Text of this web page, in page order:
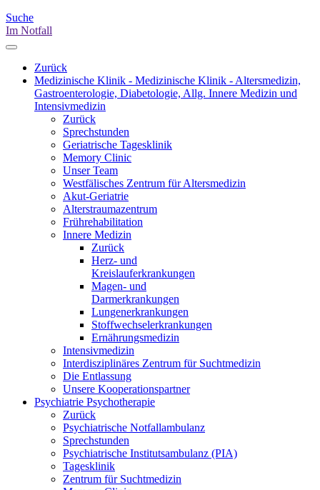
Suche
Im Notfall
Zurück
Medizinische Klinik - Medizinische Klinik - Altersmedizin,
Gastroenterologie, Diabetologie, Allg. Innere Medizin und
Intensivmedizin
Zurück
Sprechstunden
Geriatrische Tagesklinik
Memory Clinic
Unser Team
Westfälisches Zentrum für Altersmedizin
Akut-Geriatrie
Alterstraumazentrum
Frührehabilitation
Innere Medizin
Zurück
Herz- und
Kreislauferkrankungen
Magen- und
Darmerkrankungen
Lungenerkrankungen
Stoffwechselerkrankungen
Ernährungsmedizin
Intensivmedizin
Interdisziplinäres Zentrum für Suchtmedizin
Die Entlassung
Unsere Kooperationspartner
Psychiatrie Psychotherapie
Zurück
Psychiatrische Notfallambulanz
Sprechstunden
Psychiatrische Institutsambulanz (PIA)
Tagesklinik
Zentrum für Suchtmedizin